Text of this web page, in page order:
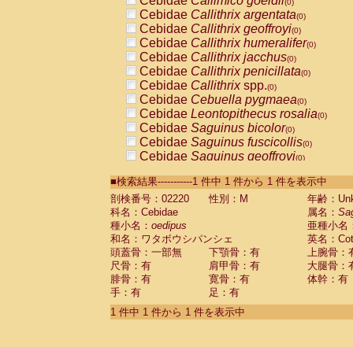
(0)
Cebidae Callithrix argentata(0)
Cebidae Callithrix geoffroyi(0)
Cebidae Callithrix humeralifer(0)
Cebidae Callithrix jacchus(0)
Cebidae Callithrix penicillata(0)
Cebidae Callithrixspp.(0)
Cebidae Cebuella pygmaea(0)
Cebidae Leontopithecus rosalia(0)
Cebidae Saguinus bicolor(0)
Cebidae Saguinus fuscicollis(0)
Cebidae Saguinus geoffroyi(0)
CebidaeSaguinus labiatus(0)
Cebidae Saguinus leucopus (0)
Cebidae
Cebidae
CebidaeSaguinus nigricollis (0)
Cebidae Saguinus oedipus
Cebidae Saguinus weddelli
Cebidae Saguinusspp.
Cebidae Aotus trivirgatus
Cebidae Cebus albifrons
■検索結果-----------1 件中 1 件から 1 件を表示中
剖検番号：02220
性別：M
年齢：
科名：Cebidae
属名：
種小名： oedipus
亜種小名
和名：ワタボウシパンシェ
英名：
頭蓋骨：一部無
下顎骨：有
上腕骨：
尺骨：有
肩甲骨：有
大腿骨：
腓骨：有
寛骨：有
体幹：有
手：有
足：有
1 件中 1 件から 1 件を表示中